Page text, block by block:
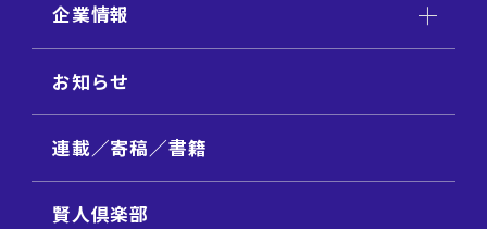
企業情報
お知らせ
連載／寄稿／書籍
賢人倶楽部